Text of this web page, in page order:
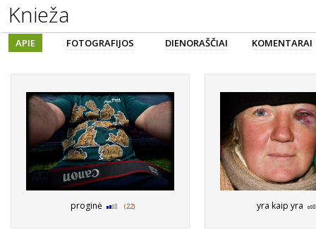
Knieža
APIE FOTOGRAFIJOS DIENORAŠČIAI KOMENTARAI
proginė (22) yra kaip yra